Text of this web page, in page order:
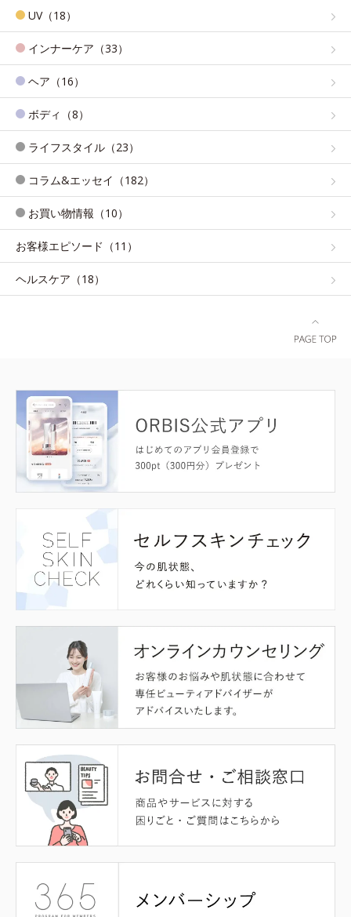
UV（18）
インナーケア（33）
ヘア（16）
ボディ（8）
ライフスタイル（23）
コラム&エッセイ（182）
お買い物情報（10）
お客様エピソード（11）
ヘルスケア（18）